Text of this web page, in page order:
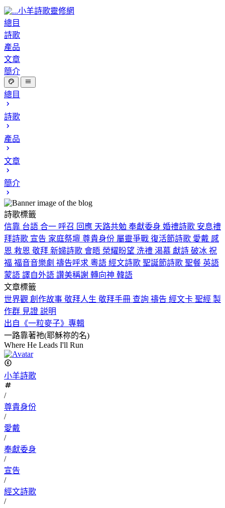
小羊詩歌靈修網
總目
詩歌
產品
文章
簡介
總目
詩歌
產品
文章
簡介
詩歌標籤
信靠 台語 合一 呼召 回應 天路共勉 奉獻委身 婚禮詩歌 安息禮
拜詩歌 宣告 家庭祭壇 尊貴身份 屬靈爭戰 復活節詩歌 愛戴 感
恩 救恩 敬拜 新婦詩歌 會晤 榮耀盼望 洗禮 渴慕 獻詩 破冰 祝
福 福音音樂劇 禱告呼求 粵語 經文詩歌 聖誕節詩歌 聖餐 英語
蒙語 譯自外語 讚美稱謝 轉向神 韓語
文章標籤
世界觀 創作故事 敬拜人生 敬拜手冊 查詢 禱告 經文卡 聖經 製
作群 見證 説明
出自《一粒麥子》專輯
一路靠著祂(耶穌祢的名)
Where He Leads I'll Run
小羊詩歌
/
尊貴身份
/
愛戴
/
奉獻委身
/
宣告
/
經文詩歌
/